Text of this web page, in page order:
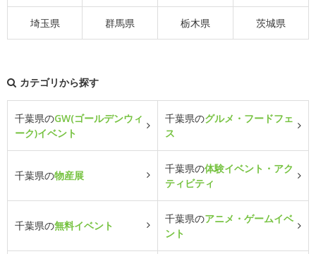
埼玉県 群馬県 栃木県 茨城県
カテゴリから探す
千葉県のGW(ゴールデンウィ
ーク)イベント
千葉県のグルメ・フードフェ
ス
千葉県の物産展
千葉県の体験イベント・アク
ティビティ
千葉県の無料イベント
千葉県のアニメ・ゲームイベ
ント